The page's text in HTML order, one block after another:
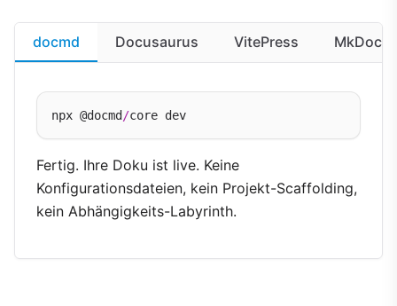
docmd Docusaurus VitePress MkDocs
npx @docmd /
Fertig. Ihre Doku ist live. Keine
Konfigurationsdateien, kein Projekt-Scaffolding,
kein Abhängigkeits-Labyrinth.